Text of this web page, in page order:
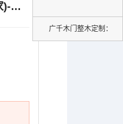
陕西木门品牌-广千木业19年(优质商家)-品牌木门排名
广千木门整木定制：